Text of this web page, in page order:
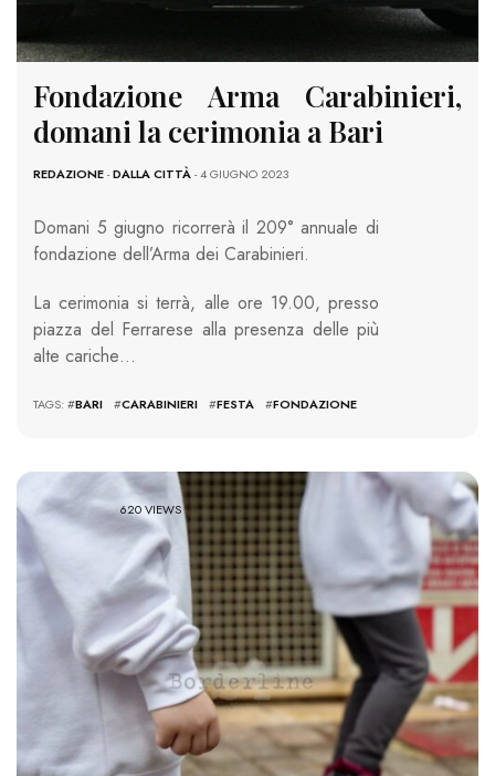
Fondazione Arma Carabinieri,
domani la cerimonia a Bari
REDAZIONE-DALLA CITTÀ- 4 GIUGNO 2023
Domani 5 giugno ricorrerà il 209° annuale di
fondazione dell’Arma dei Carabinieri.
La cerimonia si terrà, alle ore 19.00, presso
piazza del Ferrarese alla presenza delle più
alte cariche…
TAGS: #BARI #CARABINIERI #FESTA #FONDAZIONE
620 VIEWS